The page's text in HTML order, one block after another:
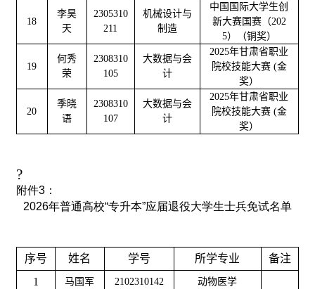
18
李昊
天
2305310
211
机械设计与
制造
中国国际大学生创
新大赛国赛（202
5）（铜奖）
19
何秀
荣
2308310
105
大数据与会
计
2025年甘肃省职业
院校技能大赛 (金
奖）
20
季晓
语
2308310
107
大数据与会
计
2025年甘肃省职业
院校技能大赛 (金
奖）
?
附件3：
2026年普通高校“专升本”应届退役大学生士兵免试名单
序号 姓名 学号 所学专业
备注
1
马国军 2102310142 动物医学